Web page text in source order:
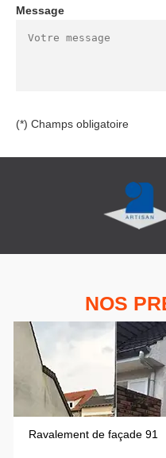
Message
(*) Champs obligatoire
NOS
Ravalement de façade 91